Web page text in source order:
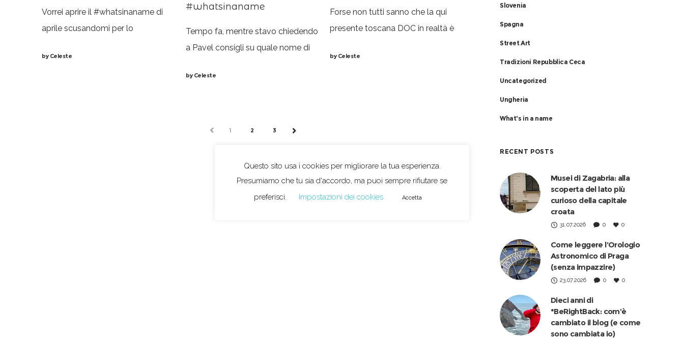
Vorrei aprire il #whatsinaname di
aprile scusandomi per lo
rispetto al solito. Ho provato a
byCeleste
Forse non tutti sanno che la qui
presente toscana DOC in realtà è
nonni si sono trasferiti a
byCeleste
#whatsinaname
Tempo fa, mentre stavo chiedendo
a Pavel consigli su quale nome di
particolarmente illuminante per il
byCeleste
PREV1 2 3 NEXT
Slovenia
Spagna
Street Art
Tradizioni Repubblica Ceca
Uncategorized
Ungheria
What's in a name
RECENT POSTS
Musei di Zagabria: alla
scoperta del lato più
curioso della capitale
croata
31.07.2026 0 0
Come leggere l’Orologio
Astronomico di Praga
(senza impazzire)
23.07.2026 0 0
Dieci anni di
*BeRightBack: com’è
cambiato il blog (e come
sono cambiata io)
Questo sito usa i cookies per migliorare la tua esperienza.
Presumiamo che tu sia d'accordo, ma puoi sempre rifiutare se
preferisci.
Impostazioni dei cookies Accetta